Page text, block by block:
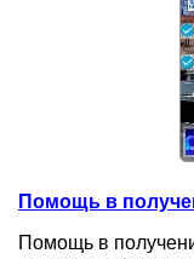
Помощь в
Помощь в